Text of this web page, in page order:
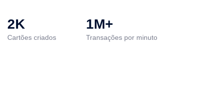
2K
Cartões criados
1M+
Transações por minuto